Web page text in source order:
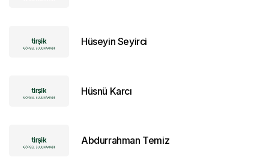
Hüseyin Seyirci
Hüsnü Karcı
Abdurrahman Temiz